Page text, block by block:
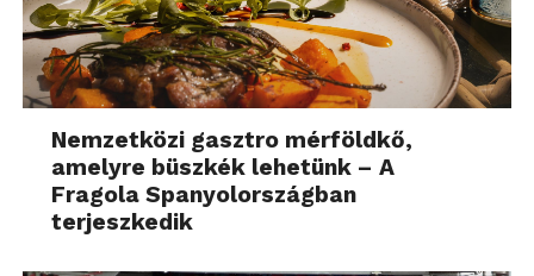
Nemzetközi gasztro mérföldkő,
amelyre büszkék lehetünk – A
Fragola Spanyolországban
terjeszkedik